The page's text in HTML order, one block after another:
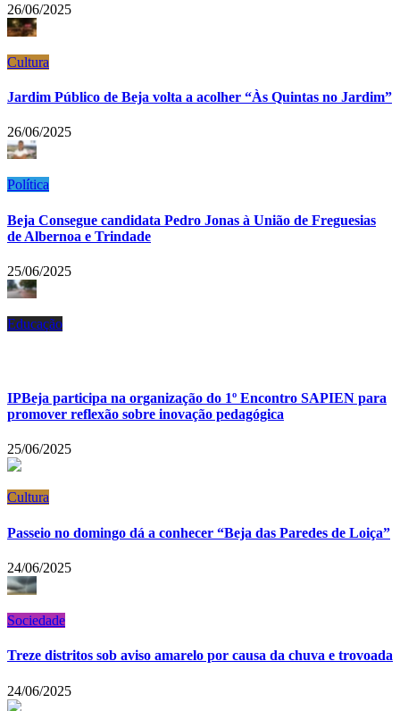
26/06/2025
Cultura
Jardim Público de Beja volta a acolher “Às Quintas no Jardim”
26/06/2025
Política
Beja Consegue candidata Pedro Jonas à União de Freguesias
de Albernoa e Trindade
25/06/2025
Educação
IPBeja participa na organização do 1º Encontro SAPIEN para
promover reflexão sobre inovação pedagógica
25/06/2025
Cultura
Passeio no domingo dá a conhecer “Beja das Paredes de Loiça”
24/06/2025
Sociedade
Treze distritos sob aviso amarelo por causa da chuva e trovoada
24/06/2025